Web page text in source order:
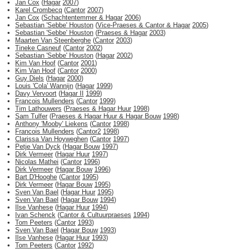
Jan Cox (Hagar 2007)
Karel Crombecq (Cantor 2007)
Jan Cox (Schachtentemmer & Hagar 2006)
Sebastian 'Sebbe' Houston (Vice-Praeses & Cantor & Hagar 2005)
Sebastian 'Sebbe' Houston (Praeses & Hagar 2003)
Maarten Van Steenberghe (Cantor 2003)
Tineke Casneuf (Cantor 2002)
Sebastian 'Sebbe' Houston (Hagar 2002)
Kim Van Hoof (Cantor 2001)
Kim Van Hoof (Cantor 2000)
Guy Diels (Hagar 2000)
Louis 'Cola' Wannijn (Hagar 1999)
Davy Vervoort (Hagar II 1999)
Francois Mullenders (Cantor 1999)
Tim Lathouwers (Praeses & Hagar Huur 1998)
Sam Tulfer (Praeses & Hagar Huur & Hagar Bouw 1998)
Anthony 'Mooby' Liekens (Cantor 1998)
Francois Mullenders (Cantor2 1998)
Clarissa Van Hoyweghen (Cantor 1997)
Petje Van Dyck (Hagar Bouw 1997)
Dirk Vermeer (Hagar Huur 1997)
Nicolas Mathei (Cantor 1996)
Dirk Vermeer (Hagar Bouw 1996)
Bart D'Hooghe (Cantor 1995)
Dirk Vermeer (Hagar Bouw 1995)
Sven Van Bael (Hagar Huur 1995)
Sven Van Bael (Hagar Bouw 1994)
Ilse Vanhese (Hagar Huur 1994)
Ivan Schenck (Cantor & Cultuurpraeses 1994)
Tom Peeters (Cantor 1993)
Sven Van Bael (Hagar Bouw 1993)
Ilse Vanhese (Hagar Huur 1993)
Tom Peeters (Cantor 1992)